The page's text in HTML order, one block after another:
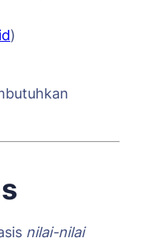
)
nilai-nilai